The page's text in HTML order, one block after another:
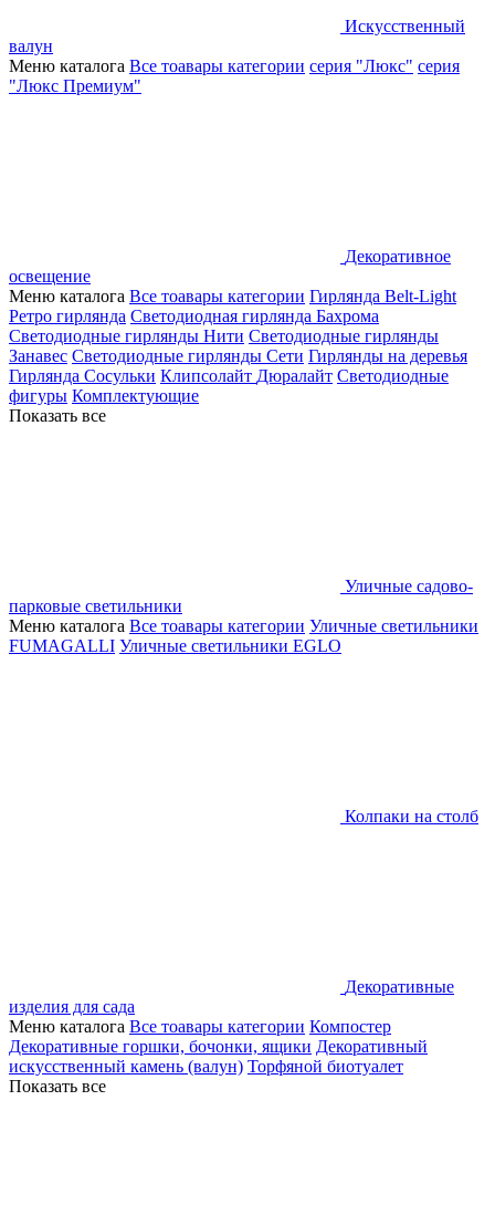
Искусственный
валун
Меню каталога Все тоавары категории серия "Люкс" серия
"Люкс Премиум"
Декоративное
освещение
Меню каталога Все тоавары категории Гирлянда Belt-Light
Ретро гирлянда Светодиодная гирлянда Бахрома
Светодиодные гирлянды Нити Светодиодные гирлянды
Занавес Светодиодные гирлянды Сети Гирлянды на деревья
Гирлянда Сосульки Клипсолайт Дюралайт Светодиодные
фигуры Комплектующие
Показать все
Уличные садово-
парковые светильники
Меню каталога Все тоавары категории Уличные светильники
FUMAGALLI Уличные светильники EGLO
Колпаки на столб
Декоративные
изделия для сада
Меню каталога Все тоавары категории Компостер
Декоративные горшки, бочонки, ящики Декоративный
искусственный камень (валун) Торфяной биотуалет
Показать все